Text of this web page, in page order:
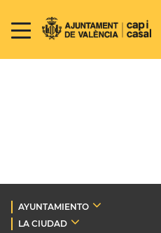
AYUNTAMIENTO
LA CIUDAD